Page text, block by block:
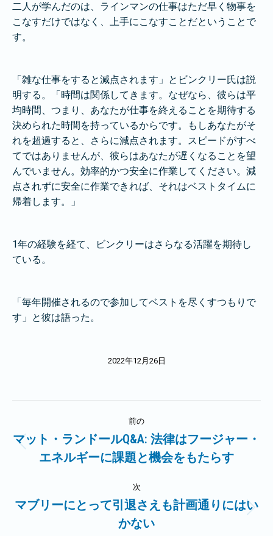
二人が学んだのは、ラインマンの仕事はただ早く物事を
こなすだけではなく、上手にこなすことだということで
す。
「雑な仕事をすると減点されます」とビンクリー氏は説
明する。「時間は関係してきます。なぜなら、彼らは平
均時間、つまり、あなたが仕事を終えることを期待する
決められた時間を持っているからです。もしあなたがそ
れを超過すると、さらに減点されます。スピードがすべ
てではありませんが、彼らはあなたが遅くなることを望
んでいません。効率的かつ安全に作業してください。減
点されずに安全に作業できれば、それはベストタイムに
帰着します。」
1年の経験を経て、ビンクリーはさらなる活躍を期待し
ている。
「毎年開催されるので参加してベストを尽くすつもりで
す」と彼は語った。
2022年12月26日
稿
前の
の
事:
マット・ランドールQ&A: 法律はフージャー・
エネルギーに課題と機会をもたらす
次
次
の
マブリーにとって引退さえも計画通りにはい
かない